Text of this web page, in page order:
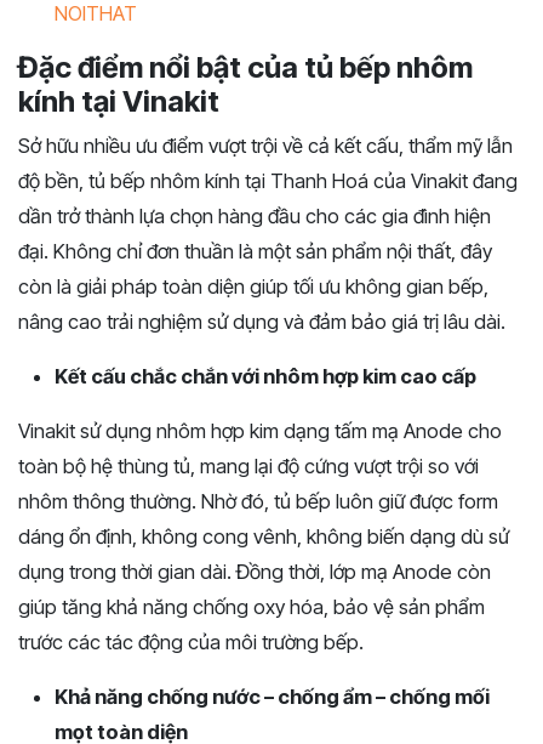
NOITHAT
Đặc điểm nổi bật của tủ bếp nhôm
kính tại Vinakit
Sở hữu nhiều ưu điểm vượt trội về cả kết cấu, thẩm mỹ lẫn
độ bền, tủ bếp nhôm kính tại Thanh Hoá của Vinakit đang
dần trở thành lựa chọn hàng đầu cho các gia đình hiện
đại. Không chỉ đơn thuần là một sản phẩm nội thất, đây
còn là giải pháp toàn diện giúp tối ưu không gian bếp,
nâng cao trải nghiệm sử dụng và đảm bảo giá trị lâu dài.
Kết cấu chắc chắn với nhôm hợp kim cao cấp
Vinakit sử dụng nhôm hợp kim dạng tấm mạ Anode cho
toàn bộ hệ thùng tủ, mang lại độ cứng vượt trội so với
nhôm thông thường. Nhờ đó, tủ bếp luôn giữ được form
dáng ổn định, không cong vênh, không biến dạng dù sử
dụng trong thời gian dài. Đồng thời, lớp mạ Anode còn
giúp tăng khả năng chống oxy hóa, bảo vệ sản phẩm
trước các tác động của môi trường bếp.
Khả năng chống nước – chống ẩm – chống mối
mọt toàn diện